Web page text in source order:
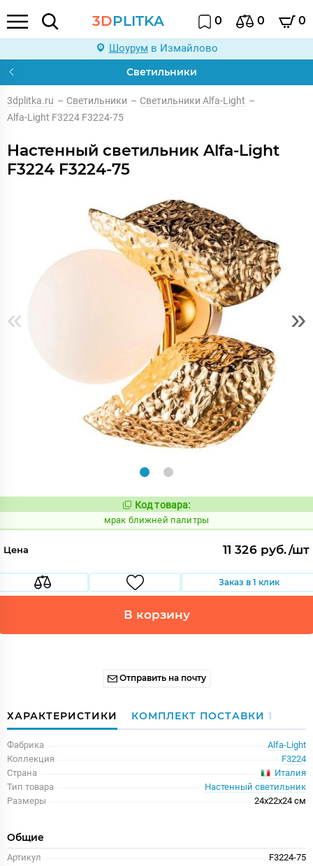
3DPLITKA 0 0 0
Шоурум в Измайлово
Светильники
3dplitka.ru – Светильники – Светильники Alfa-Light –
Alfa-Light F3224 F3224-75
Настенный светильник Alfa-Light
F3224 F3224-75
« »
Код:
1047566
Код товара:
мрак ближней палитры
Цена 11 326 руб./шт
Заказ в 1 клик
В корзину
Отправить на почту
ХАРАКТЕРИСТИКИ КОМПЛЕКТ ПОСТАВКИ 1
Фабрика
Alfa-Light
Коллекция
F3224
Страна
Италия
Тип товара
Настенный светильник
Размеры
24x22x24 см
Общие
Артикул
F3224-75